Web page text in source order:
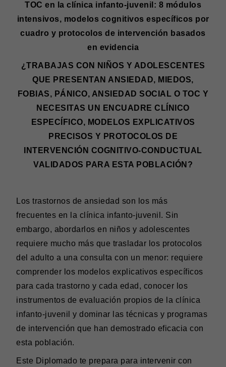
TOC en la clínica infanto-juvenil: 8 módulos
intensivos, modelos cognitivos específicos por
cuadro y protocolos de intervención basados
en evidencia
¿TRABAJAS CON NIÑOS Y ADOLESCENTES
QUE PRESENTAN ANSIEDAD, MIEDOS,
FOBIAS, PÁNICO, ANSIEDAD SOCIAL O TOC Y
NECESITAS UN ENCUADRE CLÍNICO
ESPECÍFICO, MODELOS EXPLICATIVOS
PRECISOS Y PROTOCOLOS DE
INTERVENCIÓN COGNITIVO-CONDUCTUAL
VALIDADOS PARA ESTA POBLACIÓN?
Los trastornos de ansiedad son los más
frecuentes en la clínica infanto-juvenil. Sin
embargo, abordarlos en niños y adolescentes
requiere mucho más que trasladar los protocolos
del adulto a una consulta con un menor: requiere
comprender los modelos explicativos específicos
para cada trastorno y cada edad, conocer los
instrumentos de evaluación propios de la clínica
infanto-juvenil y dominar las técnicas y programas
de intervención que han demostrado eficacia con
esta población.
Este Diplomado te prepara para intervenir con